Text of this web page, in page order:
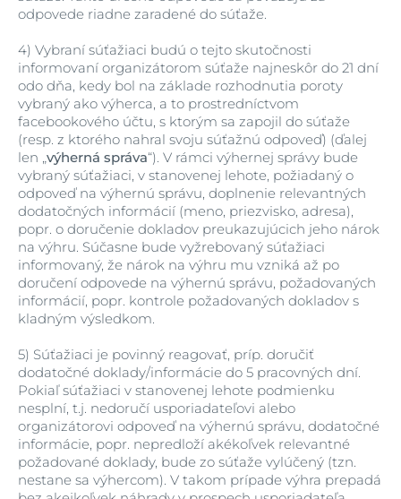
odpovede riadne zaradené do súťaže.
4) Vybraní súťažiaci budú o tejto skutočnosti
informovaní organizátorom súťaže najneskôr do 21 dní
odo dňa, kedy bol na základe rozhodnutia poroty
vybraný ako výherca, a to prostredníctvom
facebookového účtu, s ktorým sa zapojil do súťaže
(resp. z ktorého nahral svoju súťažnú odpoveď) (ďalej
len „výherná správa“). V rámci výhernej správy bude
vybraný súťažiaci, v stanovenej lehote, požiadaný o
odpoveď na výhernú správu, doplnenie relevantných
dodatočných informácií (meno, priezvisko, adresa),
popr. o doručenie dokladov preukazujúcich jeho nárok
na výhru. Súčasne bude vyžrebovaný súťažiaci
informovaný, že nárok na výhru mu vzniká až po
doručení odpovede na výhernú správu, požadovaných
informácií, popr. kontrole požadovaných dokladov s
kladným výsledkom.
5) Súťažiaci je povinný reagovať, príp. doručiť
dodatočné doklady/informácie do 5 pracovných dní.
Pokiaľ súťažiaci v stanovenej lehote podmienku
nesplní, t.j. nedoručí usporiadateľovi alebo
organizátorovi odpoveď na výhernú správu, dodatočné
informácie, popr. nepredloží akékoľvek relevantné
požadované doklady, bude zo súťaže vylúčený (tzn.
nestane sa výhercom). V takom prípade výhra prepadá